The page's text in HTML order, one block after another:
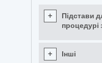
+
Підстави
процедурі
+ Інші